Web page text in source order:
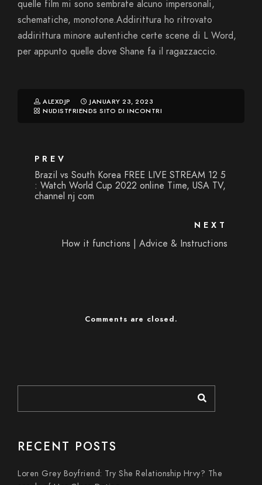
quelle film mi sono sembrate alcuno impersonali,
schematiche, monotone.Addirittura ho ritrovato
addirittura minore autentiche certe scene di L Word,
per appunto quelle dove Shane fa il ragazzaccio.
ALEXDJP
JANUARY 23, 2023
NUDISTFRIENDS SITO DI INCONTRI
PREV
Brazil vs South Korea FREE LIVE STREAM 12 5
: Watch World Cup 2022 online Time, USA TV,
channel nj com
NEXT
How it functions | Advice & Instructions
Comments are closed.
RECENT POSTS
Loren Grey Boyfriend: Try She Relationship Hrvy? The